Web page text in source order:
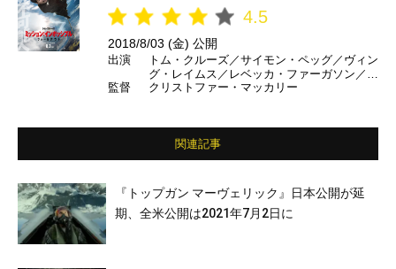
4.5
2018/8/03 (金) 公開
出演
トム・クルーズ／サイモン・ペッグ／ヴィン
グ・レイムス／レベッカ・ファーガソン／ア
レック・ボールドウィン／ミシェル・モナハ
ット ほか （日本語吹き替え）森川智之／
根本泰彦／手塚秀彰／甲斐田裕子／岡寛恵／
中尾隆聖／田中正彦／DAIGO／広瀬アリ
監督 クリストファー・マッカリー
関連記事
『トップガン マーヴェリック』日本公開が延
期、全米公開は2021年7月2日に